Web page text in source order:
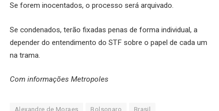
Se forem inocentados, o processo será arquivado.
Se condenados, terão fixadas penas de forma individual, a
depender do entendimento do STF sobre o papel de cada um
na trama.
Com informações Metropoles
Alexandre de Moraes Bolsonaro Brasil